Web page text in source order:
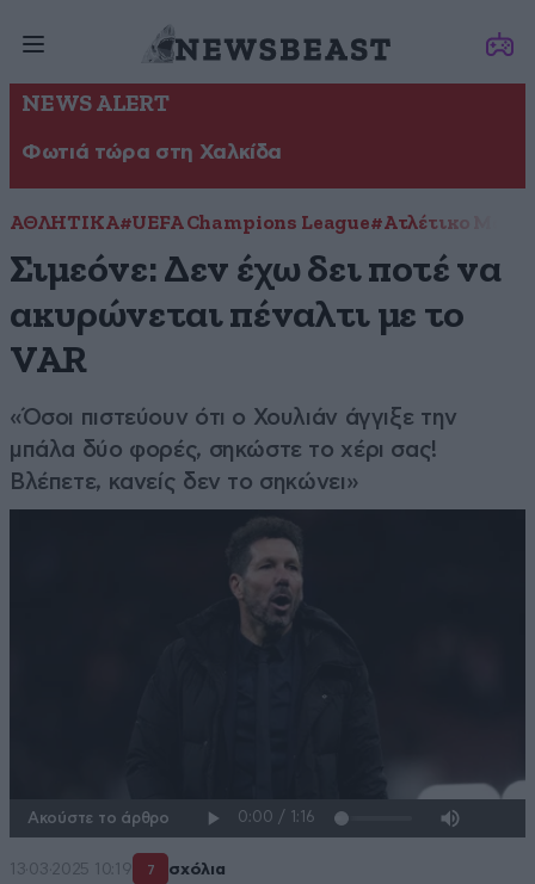
NEWS ALERT
Φωτιά τώρα στη Χαλκίδα
ΑΘΛΗΤΙΚΑ#UEFA Champions League#Ατλέτικο
Σιμεόνε: Δεν έχω δει ποτέ να
ακυρώνεται πέναλτι με το
VAR
«Όσοι πιστεύουν ότι ο Χουλιάν άγγιξε την
μπάλα δύο φορές, σηκώστε το χέρι σας!
Βλέπετε, κανείς δεν το σηκώνει»
Ακούστε το άρθρο
13·03·2025 10:19 7 σχόλια